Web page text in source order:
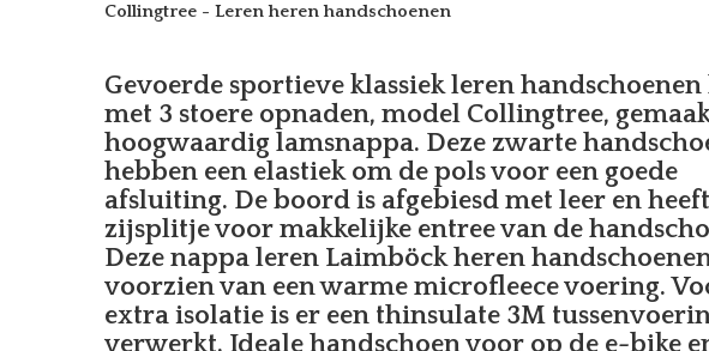
Collingtree - Leren heren handschoenen
Gevoerde sportieve klassiek leren
met 3 stoere opnaden, model Collingtree,
hoogwaardig lamsnappa. Deze zwarte
hebben een elastiek om de pols voor een goede
afsluiting. De boord is afgebiesd met leer en
zijsplitje voor makkelijke entree van de
Deze nappa leren Laimböck heren
voorzien van een warme microfleece voering.
extra isolatie is er een thinsulate 3M
verwerkt. Ideale handschoen voor op de e-bike